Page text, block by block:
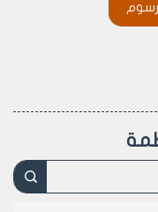
الزراعية.